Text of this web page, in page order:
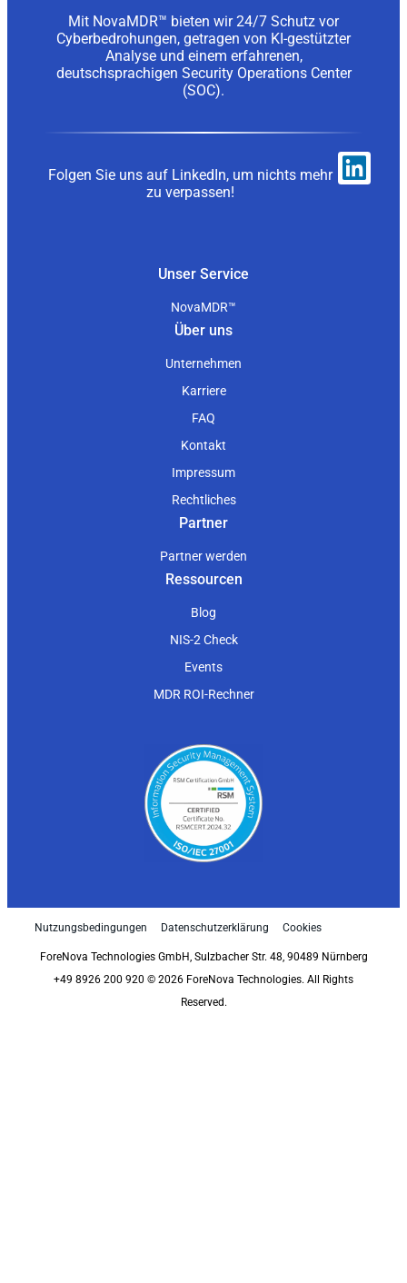
Mit NovaMDR™ bieten wir 24/7 Schutz vor
Cyberbedrohungen, getragen von KI-gestützter
Analyse und einem erfahrenen,
deutschsprachigen Security Operations Center
(SOC).
Folgen Sie uns auf LinkedIn, um nichts mehr
zu verpassen!
Unser Service
NovaMDR™
Über uns
Unternehmen
Karriere
FAQ
Kontakt
Impressum
Rechtliches
Partner
Partner werden
Ressourcen
Blog
NIS-2 Check
Events
MDR ROI-Rechner
Nutzungsbedingungen Datenschutzerklärung Cookies
ForeNova Technologies GmbH, Sulzbacher Str. 48, 90489 Nürnberg
+49 8926 200 920 © 2026 ForeNova Technologies. All Rights
Reserved.